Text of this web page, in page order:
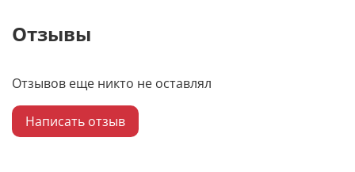
Отзывы
Отзывов еще никто не оставлял
Написать отзыв